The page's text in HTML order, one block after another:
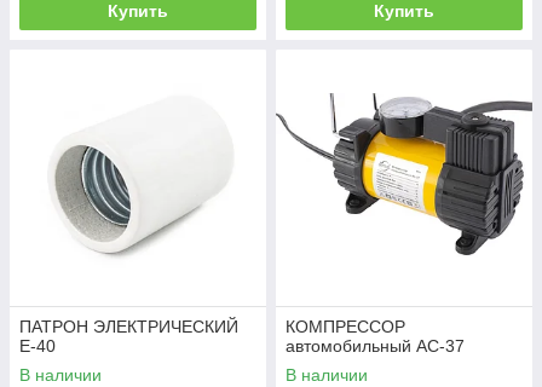
Купить Купить
ПАТРОН ЭЛЕКТРИЧЕСКИЙ
Е-40
В наличии
КОМПРЕССОР
автомобильный АС-37
В наличии